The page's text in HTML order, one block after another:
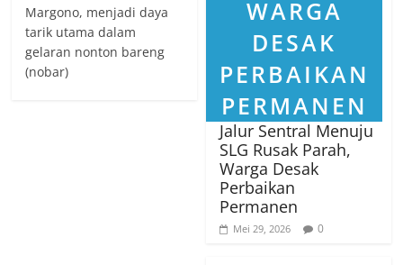
Margono, menjadi daya
tarik utama dalam
gelaran nonton bareng
(nobar)
Jalur Sentral Menuju
SLG Rusak Parah,
Warga Desak
Perbaikan
Permanen
Mei 29, 2026 0